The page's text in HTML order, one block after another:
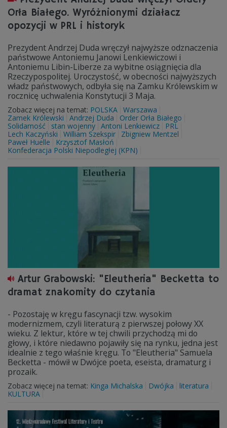
Orła Białego. Wyróżnionymi działacz
opozycji w PRL i historyk
Prezydent Andrzej Duda wręczył najwyższe odznaczenia
państwowe Antoniemu Janowi Lenkiewiczowi i
Antoniemu Libin-Liberze za wybitne osiągnięcia dla
Rzeczypospolitej. Uroczystość, w obecności najwyższych
władz państwowych, odbyła się na Zamku Królewskim w
rocznicę uchwalenia Konstytucji 3 Maja.
Zobacz więcej na temat: POLSKA Warszawa
Zamek Królewski
Andrzej Duda
Order Orła Białego
Solidarność
stan wojenny Antoni Lenkiewicz
PRL
Lech Kaczyński
William Szekspir
Zbigniew Mentzel
Paweł Huelle
Krzysztof Masłoń
Konfederacja Polski Niepodległej (KPN)
Artur Grabowski: "Eleutheria" Becketta to
dramat znakomity do czytania
- Pozostaję w kręgu fascynacji tzw. wysokim
modernizmem, czyli literaturą z pierwszej połowy XX
wieku. Z lektur, które w tej chwili przychodzą mi do
głowy, i które niedawno pojawiły się na rynku, jedna jest
idealnie z tego właśnie kręgu. To "Eleutheria" Samuela
Becketta - mówił w Dwójce poeta, eseista, dramaturg i
prozaik.
Zobacz więcej na temat: Kinga Michalska Dwójka
literatura
KULTURA